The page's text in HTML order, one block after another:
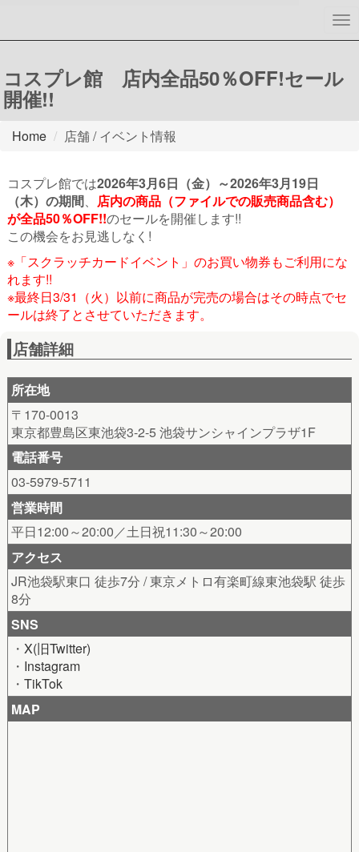
コスプレ館 店内全品50％OFF!セール
開催!!
Home 店舗 / イベント情報
コスプレ館では2026年3月6日（金）～2026年3月19日
（木）の期間、 店内の商品（ファイルでの販売商品含む）
が全品50％OFF!!のセールを開催します!!
この機会をお見逃しなく!
※「スクラッチカードイベント」のお買い物券もご利用にな
れます!!
※最終日3/31（火）以前に商品が完売の場合はその時点でセ
ールは終了とさせていただきます。
店舗詳細
所在地
〒170-0013
東京都豊島区東池袋3-2-5 池袋サンシャインプラザ1F
電話番号
03-5979-5711
営業時間
平日12:00～20:00／土日祝11:30～20:00
アクセス
JR池袋駅東口 徒歩7分 / 東京メトロ有楽町線東池袋駅 徒歩
8分
SNS
・X(旧Twitter)
・ Instagram
・TikTok
MAP